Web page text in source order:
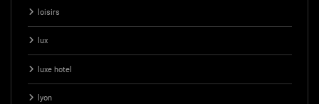
loisirs
lux
luxe hotel
lyon